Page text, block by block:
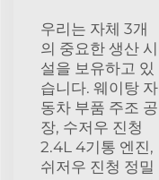
우리는 자체 3개
의 중요한 생산 시
설을 보유하고 있
습니다. 웨이탕 자
동차 부품 주조 공
장, 수저우 진청
2.4L 4기통 엔진,
쉬저우 진청 정밀